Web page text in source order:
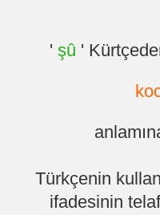
' şû '
Türkçenin
ifadesinin